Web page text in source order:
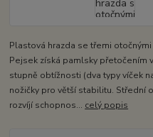
Plastová hrazda se třemi
Pejsek získá pamlsky přetočením
stupně obtížnosti (dva typy víček
nožičky pro větší stabilitu. Střední
rozvíjí schopnos... celý popis